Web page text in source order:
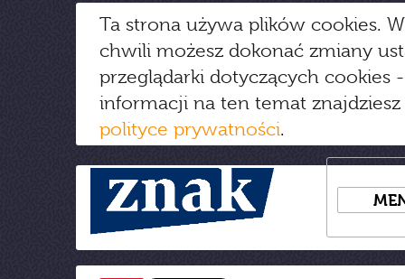
Ta strona używa plików cookies.
chwili możesz dokonać zmiany
przeglądarki dotyczących cookies
informacji na ten temat
polityce prywatności.